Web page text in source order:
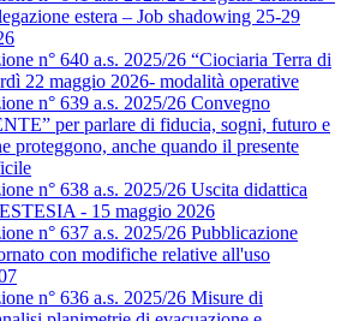
estera – Job shadowing 25-29
n° 640 a.s. 2025/26 “Ciociaria Terra di
22 maggio 2026- modalità operative
n° 639 a.s. 2025/26 Convegno
per parlare di fiducia, sogni, futuro e
proteggono, anche quando il presente
n° 638 a.s. 2025/26 Uscita didattica
- 15 maggio 2026
n° 637 a.s. 2025/26 Pubblicazione
con modifiche relative all'uso
n° 636 a.s. 2025/26 Misure di